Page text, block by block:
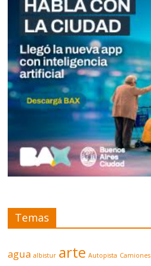
Temas
agua albistur arte Autopista Camiones